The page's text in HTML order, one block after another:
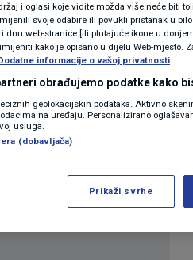
N1(DIS)INFO
KLIMATSKE
FOTO
VIDEO
Više
gostovao je u N1
pregovore oko mira u
i oglasi koje vidite možda više neće biti
svoje odabire ili povukli pristanak u
dnu web-stranice [ili plutajuće ikone u
kako je opisano u dijelu Web-mjesto.
informacije o vašoj privatnosti
obrađujemo podatke kako
geolokacijskih podataka. Aktivno
na uređaju. Personalizirano
usluga.
(dobavljača)
Prikaži svrhe